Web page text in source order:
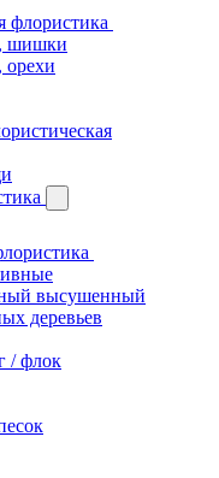
флористика
шишки
высушенный
деревьев
/ флок